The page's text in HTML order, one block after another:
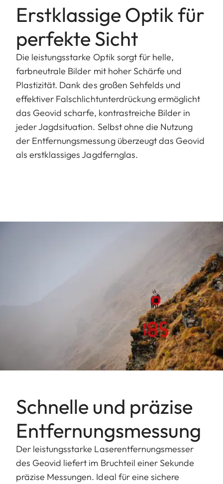
Erstklassige Optik für
perfekte Sicht
Die leistungsstarke Optik sorgt für helle,
farbneutrale Bilder mit hoher Schärfe und
Plastizität. Dank des großen Sehfelds und
effektiver Falschlichtunterdrückung ermöglicht
das Geovid scharfe, kontrastreiche Bilder in
jeder Jagdsituation. Selbst ohne die Nutzung
der Entfernungsmessung überzeugt das Geovid
als erstklassiges Jagdfernglas.
Schnelle und präzise
Entfernungsmessung
Der leistungsstarke Laserentfernungsmesser
des Geovid liefert im Bruchteil einer Sekunde
präzise Messungen. Ideal für eine sichere